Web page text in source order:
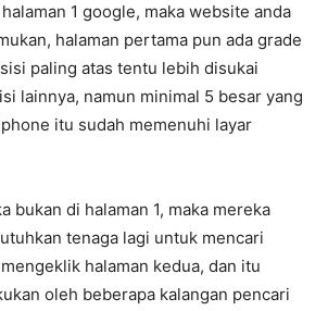
1 google, maka website anda
halaman pertama pun ada grade
paling atas tentu lebih disukai
lainnya, namun minimal 5 besar yang
itu sudah memenuhi layar
bukan di halaman 1, maka mereka
tenaga lagi untuk mencari
halaman kedua, dan itu
oleh beberapa kalangan pencari